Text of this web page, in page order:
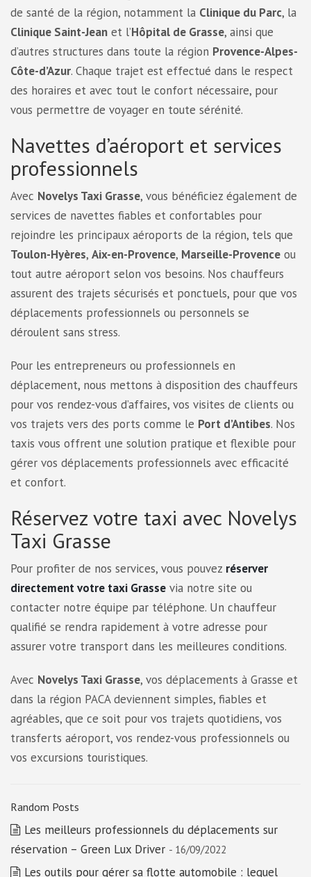
de santé de la région, notamment la Clinique du Parc, la
Clinique Saint-Jean et l’Hôpital de Grasse, ainsi que
d’autres structures dans toute la région Provence-Alpes-
Côte-d’Azur. Chaque trajet est effectué dans le respect
des horaires et avec tout le confort nécessaire, pour
vous permettre de voyager en toute sérénité.
Navettes d’aéroport et services
professionnels
Avec Novelys Taxi Grasse, vous bénéficiez également de
services de navettes fiables et confortables pour
rejoindre les principaux aéroports de la région, tels que
Toulon-Hyères, Aix-en-Provence, Marseille-Provence ou
tout autre aéroport selon vos besoins. Nos chauffeurs
assurent des trajets sécurisés et ponctuels, pour que vos
déplacements professionnels ou personnels se
déroulent sans stress.
Pour les entrepreneurs ou professionnels en
déplacement, nous mettons à disposition des chauffeurs
pour vos rendez-vous d’affaires, vos visites de clients ou
vos trajets vers des ports comme le Port d’Antibes. Nos
taxis vous offrent une solution pratique et flexible pour
gérer vos déplacements professionnels avec efficacité
et confort.
Réservez votre taxi avec Novelys
Taxi Grasse
Pour profiter de nos services, vous pouvez réserver
directement votre taxi Grasse via notre site ou
contacter notre équipe par téléphone. Un chauffeur
qualifié se rendra rapidement à votre adresse pour
assurer votre transport dans les meilleures conditions.
Avec Novelys Taxi Grasse, vos déplacements à Grasse et
dans la région PACA deviennent simples, fiables et
agréables, que ce soit pour vos trajets quotidiens, vos
transferts aéroport, vos rendez-vous professionnels ou
vos excursions touristiques.
Random Posts
Les meilleurs professionnels du déplacements sur
réservation – Green Lux Driver - 16/09/2022
Les outils pour gérer sa flotte automobile : lequel